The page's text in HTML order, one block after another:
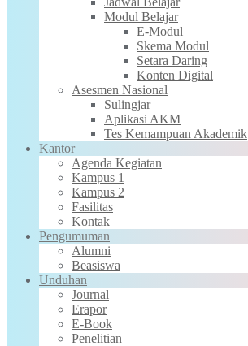
Modul Belajar
E-Modul
Skema Modul
Setara Daring
Konten Digital
Asesmen Nasional
Sulingjar
Aplikasi AKM
Tes Kemampuan Akademik
Kantor
Agenda Kegiatan
Kampus 1
Kampus 2
Fasilitas
Kontak
Pengumuman
Alumni
Beasiswa
Unduhan
Journal
Erapor
E-Book
Penelitian